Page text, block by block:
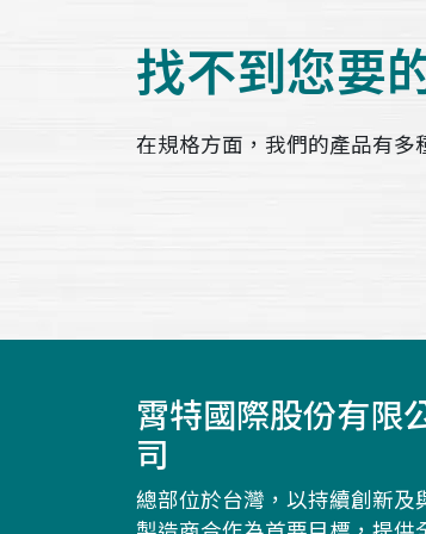
找不到您要
在規格方面，我們的產品有多
霄特國際股份有限
司
總部位於台灣，以持續創新及